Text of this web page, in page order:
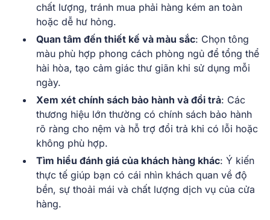
chất lượng, tránh mua phải hàng kém an toàn
hoặc dễ hư hỏng.
Quan tâm đến thiết kế và màu sắc: Chọn tông
màu phù hợp phong cách phòng ngủ để tổng thể
hài hòa, tạo cảm giác thư giãn khi sử dụng mỗi
ngày.
Xem xét chính sách bảo hành và đổi trả: Các
thương hiệu lớn thường có chính sách bảo hành
rõ ràng cho nệm và hỗ trợ đổi trả khi có lỗi hoặc
không phù hợp.
Tìm hiểu đánh giá của khách hàng khác: Ý kiến
thực tế giúp bạn có cái nhìn khách quan về độ
bền, sự thoải mái và chất lượng dịch vụ của cửa
hàng.